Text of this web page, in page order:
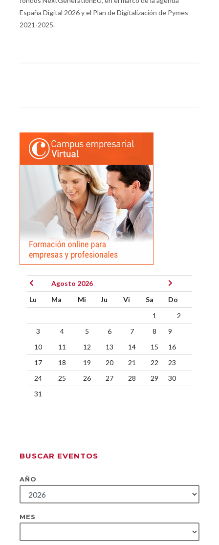
España Digital 2026 y el Plan de Digitalización de Pymes
2021-2025.
Agosto 2026
Lu
Ma Mi Ju Vi Sa
Do
1
2
3
4 5 6 7 8
9
10
11 12 13 14 15
16
17
18 19 20 21 22
23
24
25 26 27 28 29
30
31
BUSCAR EVENTOS
AÑO
MES